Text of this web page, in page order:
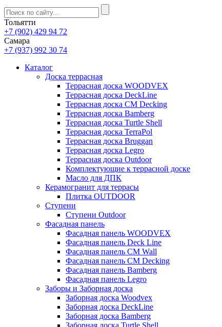
Тольятти
+7 (902) 429 94 72
Самара
+7 (937) 992 30 74
Каталог
Доска террасная
Террасная доска WOODVEX
Террасная доска DeckLine
Террасная доска CM Decking
Террасная доска Bamberg
Террасная доска Turtle Shell
Террасная доска TerraPol
Террасная доска Bruggan
Террасная доска Legro
Террасная доска Outdoor
Комплектующие к террасной доске
Масло для ДПК
Керамогранит для террасы
Плитка OUTDOOR
Ступени
Ступени Outdoor
Фасадная панель
Фасадная панель WOODVEX
Фасадная панель Deck Line
Фасадная панель CM Wall
Фасадная панель CM Decking
Фасадная панель Bamberg
Фасадная панель Legro
Заборы и Заборная доска
Заборная доска Woodvex
Заборная доска DeckLine
Заборная доска Bamberg
Заборная доска Turtle Shell